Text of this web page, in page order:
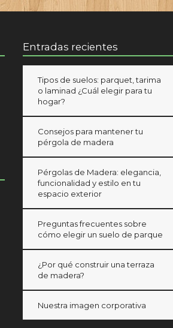
Entradas recientes
Tipos de suelos: parquet, tarima
o laminad ¿Cuál elegir para tu
hogar?
Consejos para mantener tu
pérgola de madera
Pérgolas de Madera: elegancia,
funcionalidad y estilo en tu
espacio exterior
Preguntas frecuentes sobre
cómo elegir un suelo de parque
¿Por qué construir una terraza
de madera?
Nuestra imagen corporativa